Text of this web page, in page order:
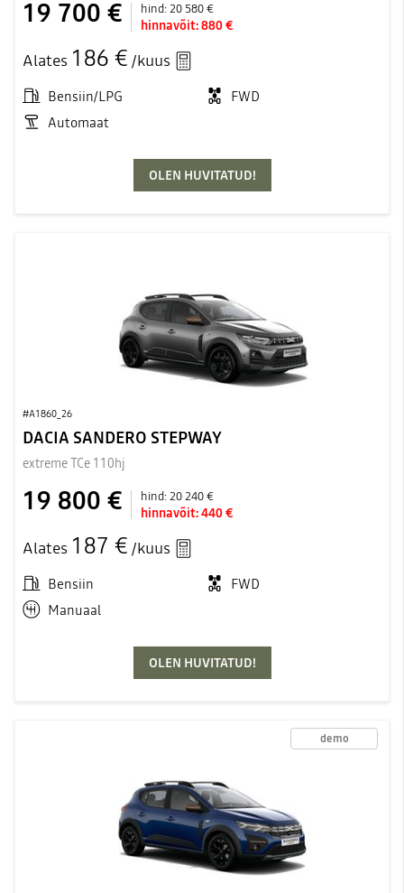
19 700 € hind:20 580 €
hinnavõit:880 €
Alates 186 € /kuus
Bensiin/LPG
FWD
Automaat
OLEN HUVITATUD!
#A1860_26
DACIA SANDERO STEPWAY
extreme TCe 110hj
19 800 € hind:20 240 €
hinnavõit:440 €
Alates 187 € /kuus
Bensiin
FWD
Manuaal
OLEN HUVITATUD!
demo